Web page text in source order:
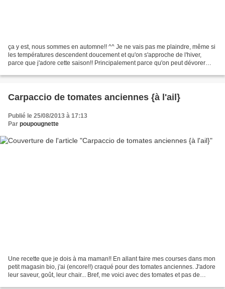
ça y est, nous sommes en automne!! ^^ Je ne vais pas me plaindre, même si
les températures descendent doucement et qu'on s'approche de l'hiver,
parce que j'adore cette saison!! Principalement parce qu'on peut dévorer
Carpaccio de tomates anciennes {à l'ail}
Publié le 25/08/2013 à 17:13
Par poupougnette
Une recette que je dois à ma maman!! En allant faire mes courses dans mon
petit magasin bio, j'ai (encore!!) craqué pour des tomates anciennes. J'adore
leur saveur, goût, leur chair... Bref, me voici avec des tomates et pas de